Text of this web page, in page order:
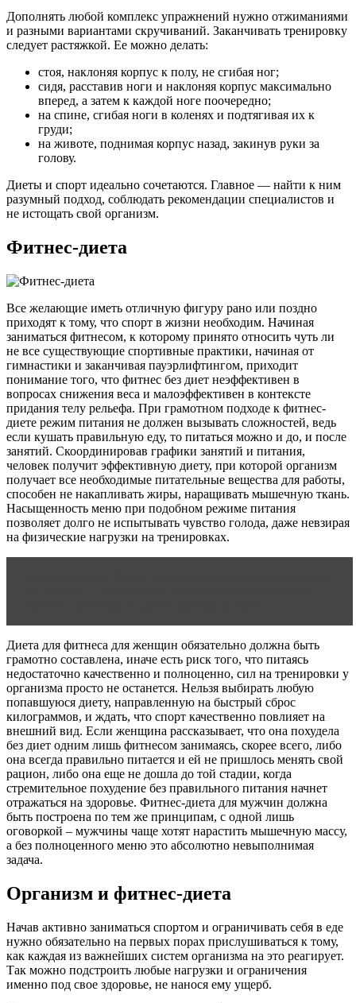
Дополнять любой комплекс упражнений нужно отжиманиями
и разными вариантами скручиваний. Заканчивать тренировку
следует растяжкой. Ее можно делать:
стоя, наклоняя корпус к полу, не сгибая ног;
сидя, расставив ноги и наклоняя корпус максимально
вперед, а затем к каждой ноге поочередно;
на спине, сгибая ноги в коленях и подтягивая их к
груди;
на животе, поднимая корпус назад, закинув руки за
голову.
Диеты и спорт идеально сочетаются. Главное — найти к ним
разумный подход, соблюдать рекомендации специалистов и
не истощать свой организм.
Фитнес-диета
Все желающие иметь отличную фигуру рано или поздно
приходят к тому, что спорт в жизни необходим. Начиная
заниматься фитнесом, к которому принято относить чуть ли
не все существующие спортивные практики, начиная от
гимнастики и заканчивая пауэрлифтингом, приходит
понимание того, что фитнес без диет неэффективен в
вопросах снижения веса и малоэффективен в контексте
придания телу рельефа. При грамотном подходе к фитнес-
диете режим питания не должен вызывать сложностей, ведь
если кушать правильную еду, то питаться можно и до, и после
занятий. Скоординировав графики занятий и питания,
человек получит эффективную диету, при которой организм
получает все необходимые питательные вещества для работы,
способен не накапливать жиры, наращивать мышечную ткань.
Насыщенность меню при подобном режиме питания
позволяет долго не испытывать чувство голода, даже невзирая
на физические нагрузки на тренировках.
Диета для фитнеса для женщин обязательно должна быть
грамотно составлена, иначе есть риск того, что питаясь
недостаточно качественно и полноценно, сил на тренировки у
организма просто не останется. Нельзя выбирать любую
попавшуюся диету, направленную на быстрый сброс
килограммов, и ждать, что спорт качественно повлияет на
внешний вид. Если женщина рассказывает, что она похудела
без диет одним лишь фитнесом занимаясь, скорее всего, либо
она всегда правильно питается и ей не пришлось менять свой
рацион, либо она еще не дошла до той стадии, когда
стремительное похудение без правильного питания начнет
отражаться на здоровье. Фитнес-диета для мужчин должна
быть построена по тем же принципам, с одной лишь
оговоркой – мужчины чаще хотят нарастить мышечную массу,
а без полноценного меню это абсолютно невыполнимая
задача.
Организм и фитнес-диета
Начав активно заниматься спортом и ограничивать себя в еде
нужно обязательно на первых порах прислушиваться к тому,
как каждая из важнейших систем организма на это реагирует.
Так можно подстроить любые нагрузки и ограничения
именно под свое здоровье, не нанося ему ущерб.